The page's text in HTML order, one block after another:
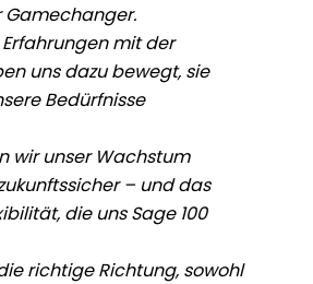
mit der
uns dazu bewegt, sie
Bedürfnisse
wir unser Wachstum
– und das
die uns Sage 100
richtige Richtung, sowohl